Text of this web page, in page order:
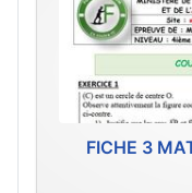
FICHE 3